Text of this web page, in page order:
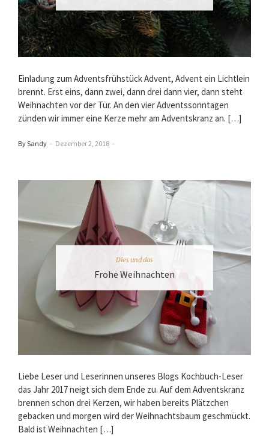
Einladung zum Adventsfrühstück Advent, Advent ein Lichtlein
brennt. Erst eins, dann zwei, dann drei dann vier, dann steht
Weihnachten vor der Tür. An den vier Adventssonntagen
zünden wir immer eine Kerze mehr am Adventskranz an. […]
By Sandy – Dezember 2, 2018 –
Dies und das
Frohe Weihnachten
Liebe Leser und Leserinnen unseres Blogs Kochbuch-Leser
das Jahr 2017 neigt sich dem Ende zu. Auf dem Adventskranz
brennen schon drei Kerzen, wir haben bereits Plätzchen
gebacken und morgen wird der Weihnachtsbaum geschmückt.
Bald ist Weihnachten […]